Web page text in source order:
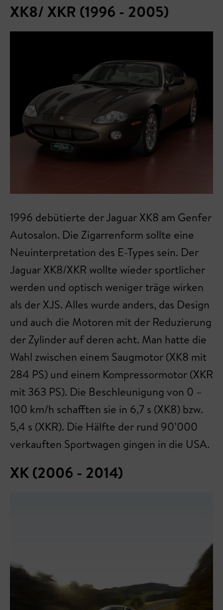
XK8/ XKR (1996 - 2005)
1996 debütierte der Jaguar XK8 am Genfer
Autosalon. Die Zigarrenform sollte eine
Neuinterpretation des E-Types sein. Der
Jaguar XK8/XKR wollte wieder sportlicher
werden und optisch weniger träge wirken
als der XJS. Alles wurde anders, das Design
und auch die Motoren mit der Reduzierung
der Zylinder auf deren acht. Man hatte die
Wahl zwischen einem Saugmotor (XK8 mit
284 PS) und einem Kompressormotor (XKR
mit 363 PS). Die Beschleunigung von 0 –
100 km/h schafften sie in 6,7 s (XK8) bzw.
5,4 s (XKR). Die Hälfte der rund 90’000
verkauften Sportwagen gingen in die USA.
XK (2006 - 2014)